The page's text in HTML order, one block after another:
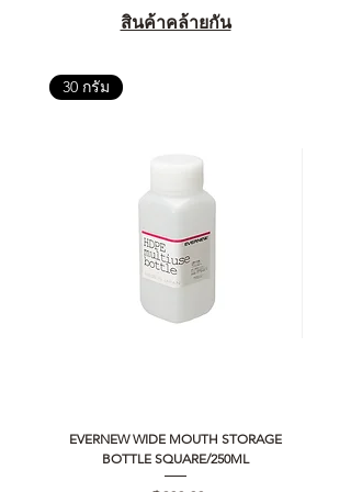
สินค้าคล้ายกัน
30 กรัม
EVERNEW WIDE MOUTH STORAGE
BOTTLE SQUARE/250ML